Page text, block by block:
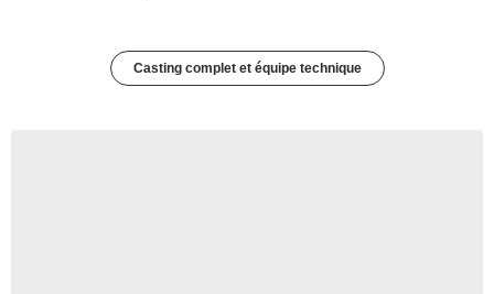
Casting complet et équipe technique